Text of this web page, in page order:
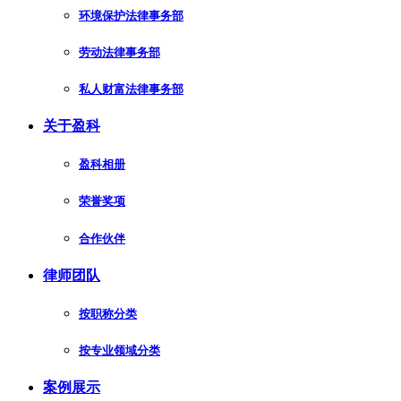
环境保护法律事务部
劳动法律事务部
私人财富法律事务部
关于盈科
盈科相册
荣誉奖项
合作伙伴
律师团队
按职称分类
按专业领域分类
案例展示